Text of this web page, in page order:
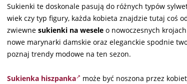
Sukienki te doskonale pasują do różnych typów
wiek czy typ figury, każda kobieta znajdzie tutaj coś
zwiewne sukienki na wesele o nowoczesnych
nowe marynarki damskie oraz eleganckie spodnie
poznaj trendy modowe na ten sezon.
Sukienka hiszpanka
może być noszona przez